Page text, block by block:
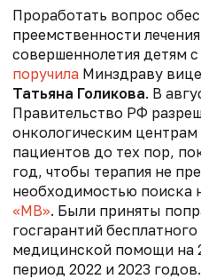
Проработать вопрос
преемственности
совершеннолетия детям
поручила Минздраву
Татьяна Голикова. В
Правительство РФ
онкологическим
пациентов до тех пор,
год, чтобы терапия не
необходимостью поиска
«МВ». Были приняты
госгарантий
медицинской помощи на
период 2022 и 2023 годов.